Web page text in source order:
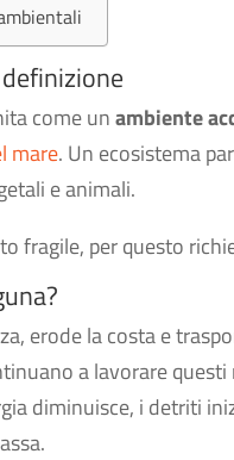
definizione
come unambiente
mare. Un ecosistema
e animali.
fragile, per questo
erode la costa e
a lavorare
diminuisce, i detriti